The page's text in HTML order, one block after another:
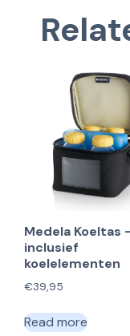
Medela Koeltas
inclusief
koelelementen
€39,95
Read more